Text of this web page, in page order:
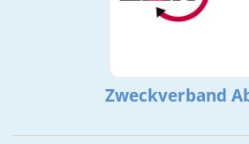
Zweckverband